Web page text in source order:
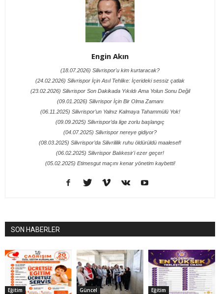
Engin Akın
(18.07.2026) Silivrispor'u kim kurtaracak?
(24.02.2026) Silivrispor İçin Asıl Tehlike: İçerideki sessiz çatlak
(23.02.2026) Silivrispor Son Dakikada Yıkıldı Ama Yolun Sonu Değil
(09.01.2026) Silivrispor İçin Bir Olma Zamanı
(06.11.2025) Silivrispor’un Yalnız Kalmaya Tahammülü Yok!
(09.09.2025) Silivrispor’da lige zorlu başlangıç
(04.07.2025) Silivrispor nereye gidiyor?
(08.03.2025) Silivrispor’da Silivrililik ruhu öldürüldü maalesef!
(06.02.2025) Silivrispor Balıkesir'i ezer geçer!
(05.02.2025) Etimesgut maçını kenar yönetim kaybetti!
SON HABERLER
Eğitim Güncel Eğitim